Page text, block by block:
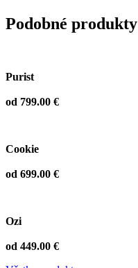
Podobné produkty
Purist
od 799.00 €
Cookie
od 699.00 €
Ozi
od 449.00 €